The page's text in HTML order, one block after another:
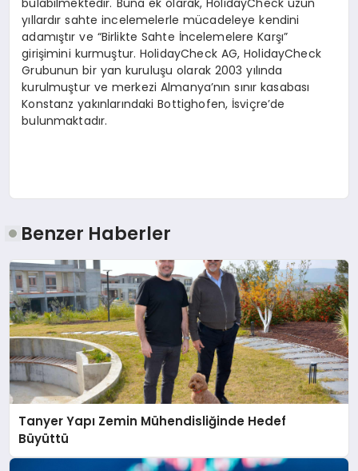
bulabilmektedir. Buna ek olarak, HolidayCheck uzun
yıllardır sahte incelemelerle mücadeleye kendini
adamıştır ve “Birlikte Sahte İncelemelere Karşı”
girişimini kurmuştur. HolidayCheck AG, HolidayCheck
Grubunun bir yan kuruluşu olarak 2003 yılında
kurulmuştur ve merkezi Almanya’nın sınır kasabası
Konstanz yakınlarındaki Bottighofen, İsviçre’de
bulunmaktadır.
Benzer Haberler
Tanyer Yapı Zemin Mühendisliğinde Hedef
Büyüttü